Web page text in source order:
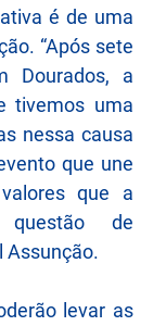
é de uma
“Após sete
Dourados, a
tivemos uma
nessa causa
que une
que a
questão de
Assunção.
levar as